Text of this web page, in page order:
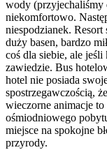
wody (przyjechaliśmy
niekomfortowo.
niespodzianek. Resort
duży basen, bardzo
coś dla siebie, ale
zawiedzie. Bus
hotel nie posiada
spostrzegawczością,
wieczorne animacje
ośmiodniowego
miejsce na spokojne
przyrody.